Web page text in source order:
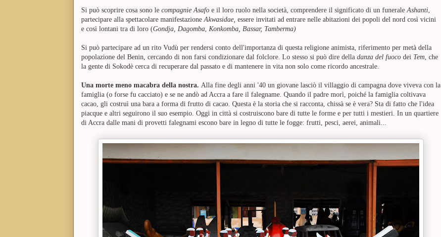
Si può scoprire cosa sono le compagnie Asafo e il loro ruolo nella società, comprendere il significato di un funeraleAshanti,
partecipare alla spettacolare manifestazioneAkwasidae, essere invitati ad entrare nelle abitazioni dei popoli del nord così vicini
e così lontani tra di loro (Gondja, Dagomba, Konkomba, Bassar, Tamberma)
Si può partecipare ad un rito Vudù per rendersi conto dell'importanza di questa religione animista, riferimento per metà della
popolazione del Benin, cercando di non farsi condizionare dal folclore. Lo stesso si può dire della danza del fuoco dei Tem, che
la gente di Sokodè cerca di recuperare dal passato e di mantenere in vita non solo come ricordo ancestrale.
Una morte meno macabra della nostra. Alla fine degli anni '40 un giovane lasciò il villaggio di campagna dove viveva con la
famiglia (o forse fu cacciato) e se ne andò ad Accra a fare il falegname. Quando il padre morì, poiché la famiglia coltivava
cacao, gli costruì una bara a forma di frutto di cacao. Questa è la storia che si racconta, chissà se è vera? Sta di fatto che l'idea
piacque e altri seguirono il suo esempio. Oggi in città si costruiscono bare di tutte le forme e per tutti i mestieri. In un quartiere
di Accra dalle mani di provetti falegnami escono bare in legno di tutte le fogge: frutti, pesci, aerei, animali...